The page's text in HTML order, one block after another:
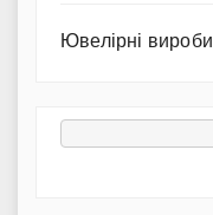
Ювелірні вироби